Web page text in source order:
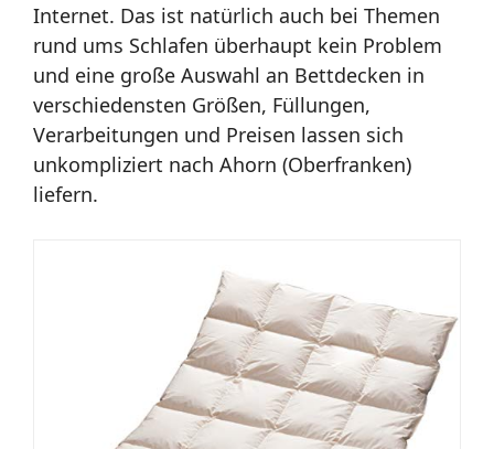
Internet. Das ist natürlich auch bei Themen
rund ums Schlafen überhaupt kein Problem
und eine große Auswahl an Bettdecken in
verschiedensten Größen, Füllungen,
Verarbeitungen und Preisen lassen sich
unkompliziert nach Ahorn (Oberfranken)
liefern.